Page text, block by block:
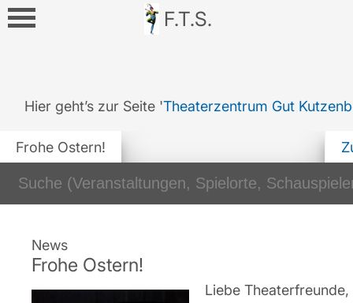
F.T.S.
Hier geht’s zur Seite 'Theaterzentrum Gut
Frohe Ostern!
News
Frohe Ostern!
Liebe Theaterfreunde,